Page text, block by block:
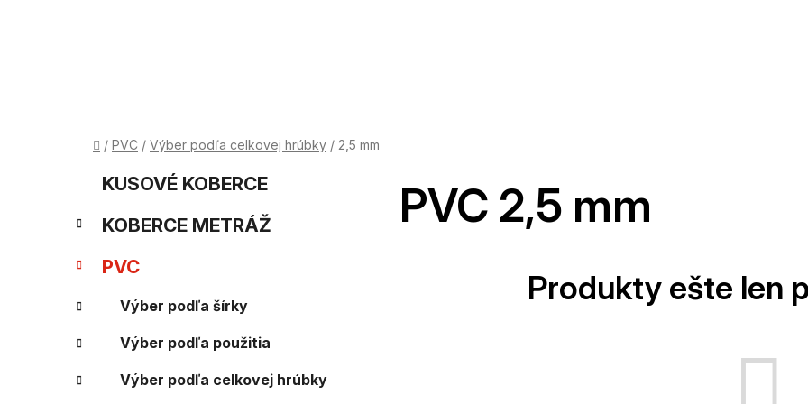
Domov
/ PVC / Výber podľa celkovej hrúbky / 2,5 mm
o
ý
p
a
kategórie
t
e
g
r
i
KUSOVÉ KOBERCE
KOBERCE METRÁŽ
PVC
Výber podľa šírky
Výber podľa použitia
Výber podľa celkovej hrúbky
PVC 2,5 mm
Produkty ešte len